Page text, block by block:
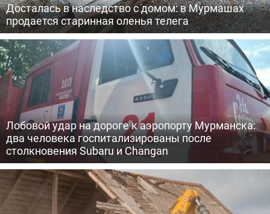
Досталась в наследство с домом: в Мурмашах
продается старинная оленья телега
Лобовой удар на дороге к аэропорту Мурманска:
два человека госпитализированы после
столкновения Subaru и Changan